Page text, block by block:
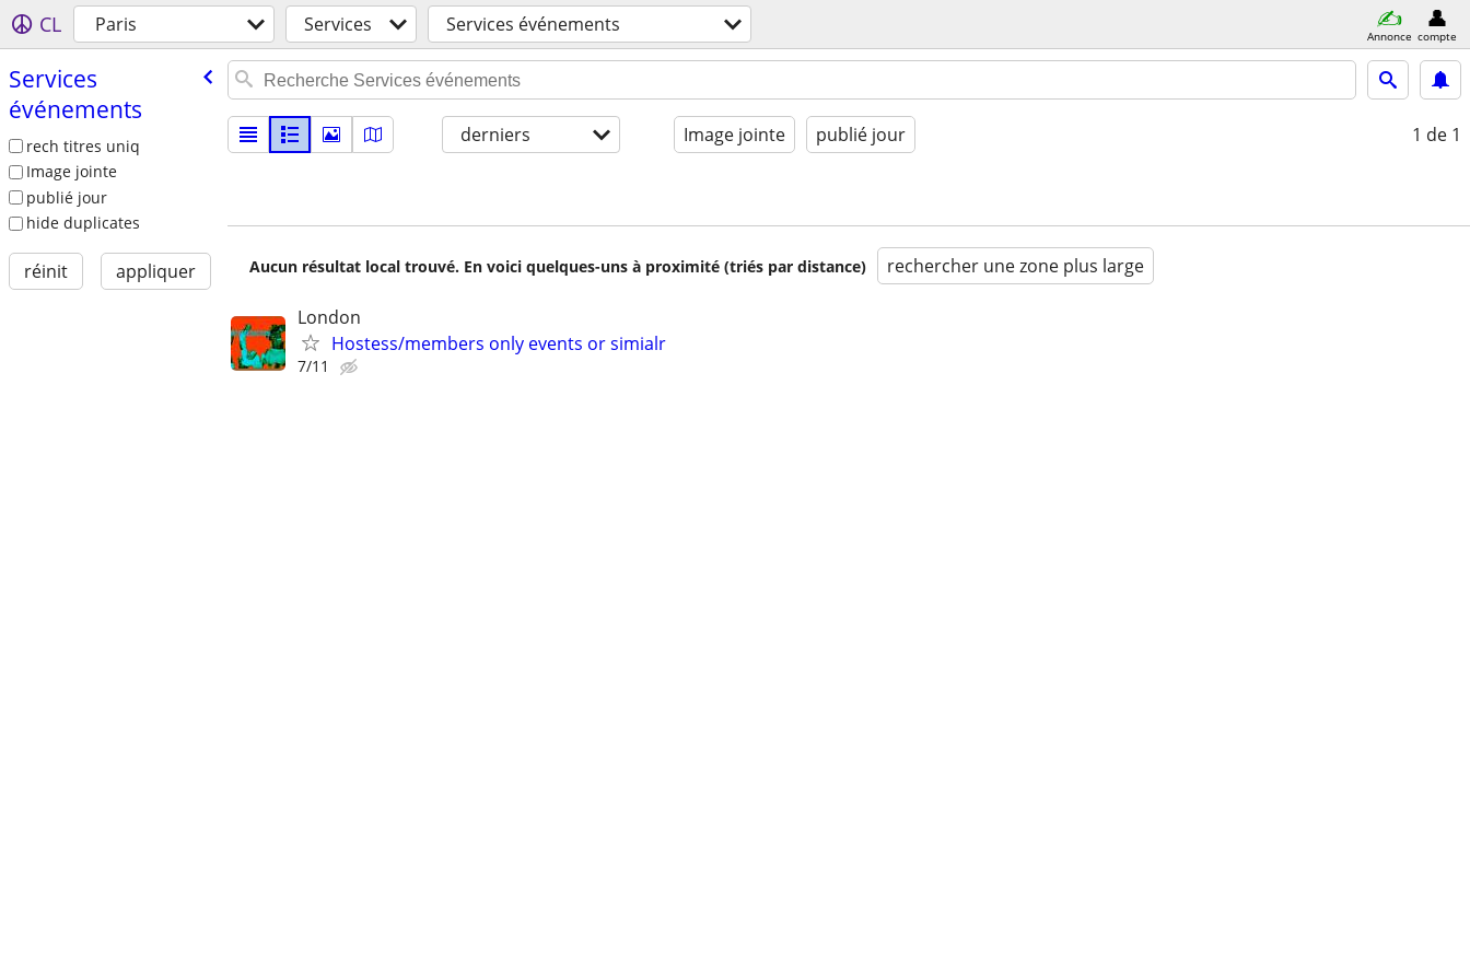
CL Paris Services Services événements Annonce compte
Services
événements
rech titres uniq
Image jointe
publié jour
hide duplicates
réinit appliquer
derniers Image jointe publié jour 1 de 1
Aucun résultat local trouvé. En voici quelques-uns à proximité (triés par distance) rechercher une zone plus large
London
Hostess/members only events or simialr
7/11